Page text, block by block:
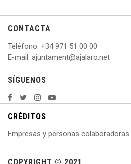
CONTACTA
Teléfono: +34 971 51 00 00
E-mail: ajuntament@ajalaro.net
SÍGUENOS
CRÉDITOS
Empresas y personas colaboradoras.